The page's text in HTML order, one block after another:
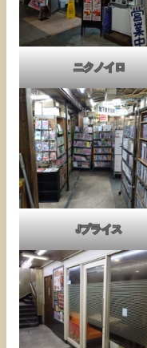
ニクノイロ
Jプライス